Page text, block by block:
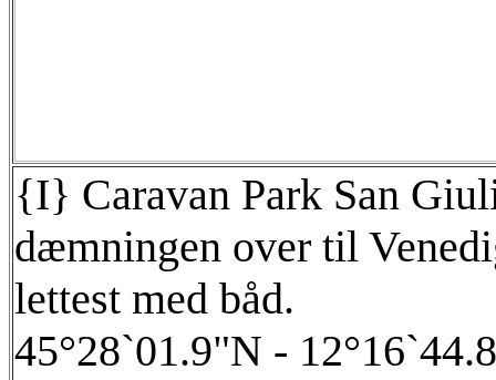
{I} Caravan Park San
dæmningen over til
lettest med båd.
45°28`01.9"N -